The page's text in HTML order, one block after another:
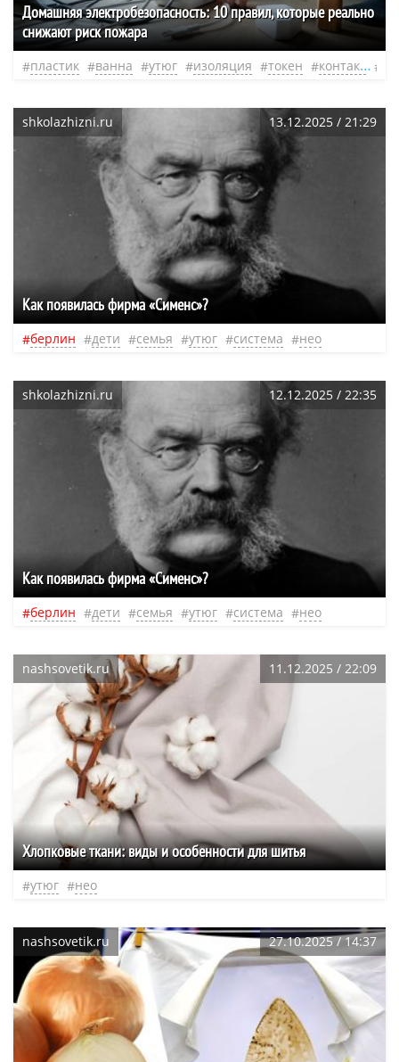
Домашняя электробезопасность: 10 правил, которые реально
снижают риск пожара
пластик ванна утюг изоляция токен контакт
shkolazhizni.ru 13.12.2025 / 21:29
Как появилась фирма «Сименс»?
берлин дети семья утюг система нео
shkolazhizni.ru 12.12.2025 / 22:35
Как появилась фирма «Сименс»?
берлин дети семья утюг система нео
nashsovetik.ru 11.12.2025 / 22:09
Хлопковые ткани: виды и особенности для шитья
утюг нео
nashsovetik.ru 27.10.2025 / 14:37